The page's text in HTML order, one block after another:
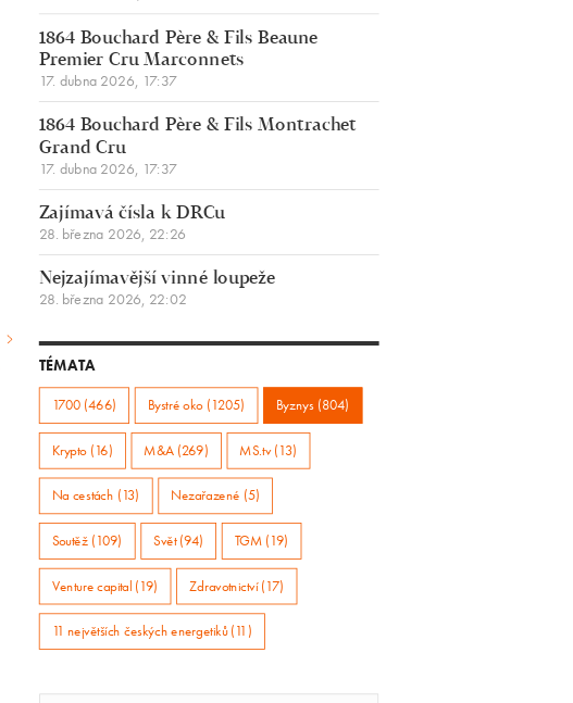
1864 Bouchard Père & Fils Beaune
Premier Cru Marconnets
17. dubna 2026, 17:37
1864 Bouchard Père & Fils Montrachet
Grand Cru
17. dubna 2026, 17:37
Zajímavá čísla k DRCu
28. března 2026, 22:26
Nejzajímavější vinné loupeže
28. března 2026, 22:02
TÉMATA
1700 (466) Bystré oko (1205) Byznys (804)
Krypto (16) M&A (269) MS.tv (13)
Na cestách (13) Nezařazené (5)
Soutěž (109) Svět (94) TGM (19)
Venture capital (19) Zdravotnictví (17)
11 největších českých energetiků (11)